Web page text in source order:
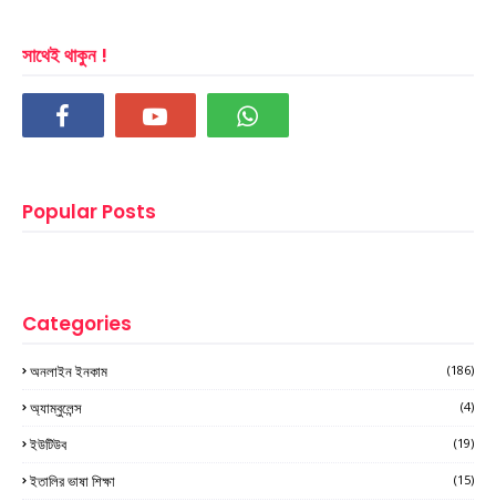
সাথেই থাকুন !
Popular Posts
Categories
অনলাইন ইনকাম (186)
অ্যাম্বুলেন্স (4)
ইউটিউব (19)
ইতালির ভাষা শিক্ষা (15)